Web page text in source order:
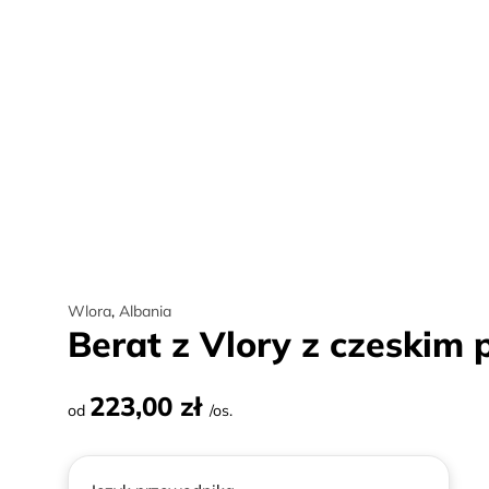
Wlora, Albania
Berat z Vlory z czeskim
od 223,00 zł /os.